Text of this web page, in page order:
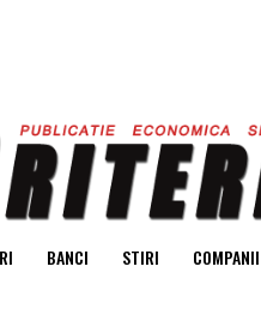
BANCI STIRI COMPANII